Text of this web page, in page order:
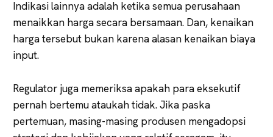
Indikasi lainnya adalah ketika semua perusahaan
menaikkan harga secara bersamaan. Dan, kenaikan
harga tersebut bukan karena alasan kenaikan biaya
input.
Regulator juga memeriksa apakah para eksekutif
pernah bertemu ataukah tidak. Jika paska
pertemuan, masing-masing produsen mengadopsi